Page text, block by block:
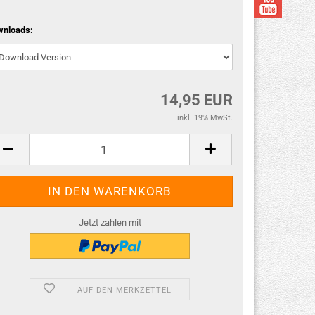
14,95 EUR
inkl. 19% MwSt.
Jetzt zahlen mit
AUF DEN MERKZETTEL